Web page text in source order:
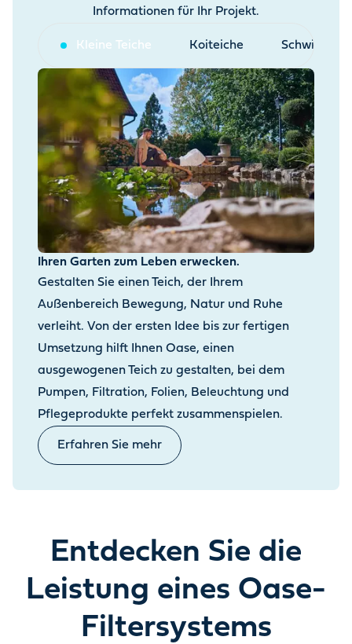
Informationen für Ihr Projekt.
Kleine Teiche Koiteiche
Ihren Garten zum Leben erwecken.
Gestalten Sie einen Teich, der Ihrem
Außenbereich Bewegung, Natur und Ruhe
verleiht. Von der ersten Idee bis zur fertigen
Umsetzung hilft Ihnen Oase, einen
ausgewogenen Teich zu gestalten, bei dem
Pumpen, Filtration, Folien, Beleuchtung und
Pflegeprodukte perfekt zusammenspielen.
Erfahren Sie mehr
Entdecken Sie die
Leistung eines Oase-
Filtersystems